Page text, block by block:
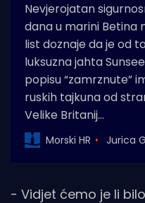
Nevjerojatan
dana u marini Betina
list doznaje da je od
luksuzna jahta
popisu “zamrznute”
ruskih tajkuna od
Velike Britanij…
Morski HR Jurica
- Vidjet ćemo je li